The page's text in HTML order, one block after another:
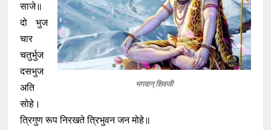
भगवान् शिवजी
साजे॥
दो भुज
चार
चतुर्भुज
दसभुज
अति
सोहे।
त्रिगुण रूप निरखते त्रिभुवन जन मोहे॥